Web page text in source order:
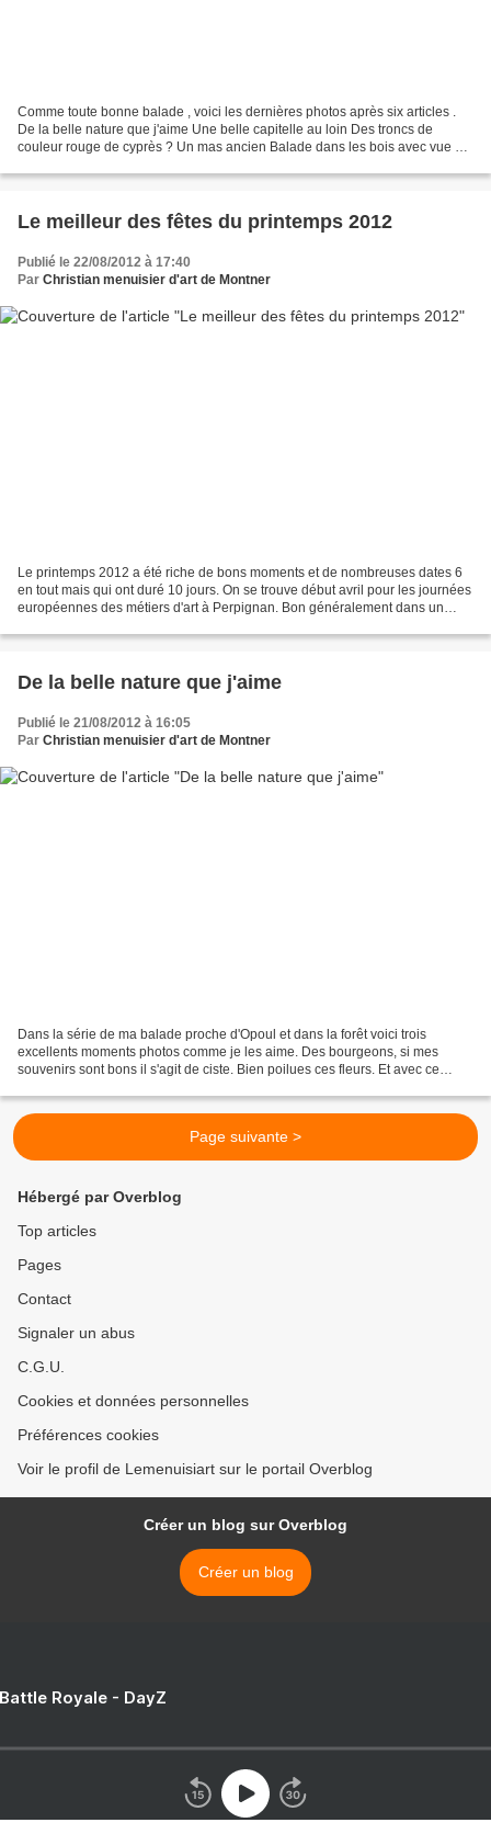
Comme toute bonne balade , voici les dernières photos après six articles .
De la belle nature que j'aime Une belle capitelle au loin Des troncs de
couleur rouge de cyprès ? Un mas ancien Balade dans les bois avec vue sur
Le meilleur des fêtes du printemps 2012
Publié le 22/08/2012 à 17:40
Par Christian menuisier d'art de Montner
Le printemps 2012 a été riche de bons moments et de nombreuses dates 6
en tout mais qui ont duré 10 jours. On se trouve début avril pour les journées
européennes des métiers d'art à Perpignan. Bon généralement dans un
De la belle nature que j'aime
Publié le 21/08/2012 à 16:05
Par Christian menuisier d'art de Montner
Dans la série de ma balade proche d'Opoul et dans la forêt voici trois
excellents moments photos comme je les aime. Des bourgeons, si mes
souvenirs sont bons il s'agit de ciste. Bien poilues ces fleurs. Et avec ce
Page suivante >
Hébergé par Overblog
Top articles
Pages
Contact
Signaler un abus
C.G.U.
Cookies et données personnelles
Préférences cookies
Voir le profil de Lemenuisiart sur le portail Overblog
Créer un blog sur Overblog
Créer un blog
Royale - DayZ